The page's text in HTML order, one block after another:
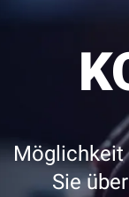
Möglichkeit
Sie